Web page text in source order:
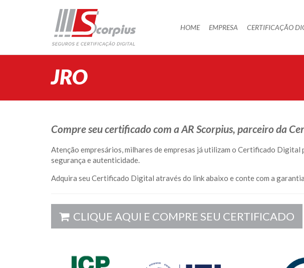
AGENDAMENTO
SEGUROS
SUPORTE/CONTATO
HOME EMPRESA CERTIFICAÇÃO
JRO
Compre seu certificado com a AR Scorpius, parceiro da
Atenção empresários, milhares de empresas já utilizam o Certificado
segurança e autenticidade.
Adquira seu Certificado Digital através do link abaixo e conte com a
CLIQUE AQUI E COMPRE SEU CERTIFICADO